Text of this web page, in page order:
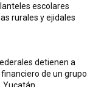
escolares
rurales y ejidales
detienen a
de un grupo
Yucatán